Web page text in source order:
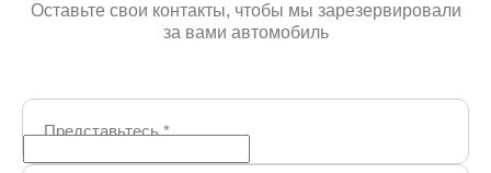
Оставьте свои контакты, чтобы мы зарезервировали
за вами автомобиль
Представьтесь*